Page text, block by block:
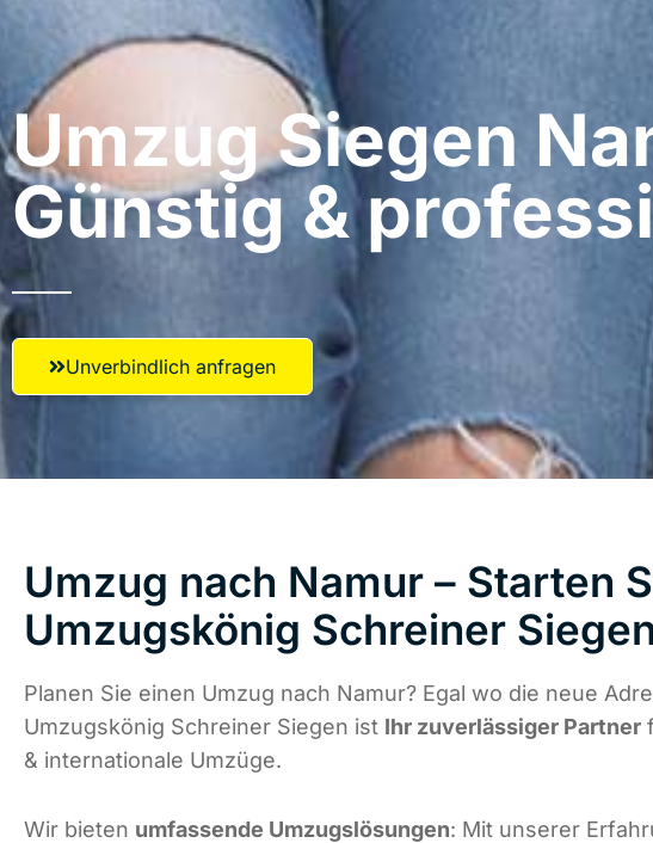
Umzug Siegen​
Günstig &
Unverbindlich anfragen
Umzug nach Namur – Starten
Umzugskönig Schreiner Siegen
Planen Sie einen Umzug nach Namur? Egal wo die neue
Umzugskönig Schreiner Siegen ist Ihr zuverlässiger Partner
& internationale Umzüge.
Wir bieten umfassende Umzugslösungen: Mit unserer